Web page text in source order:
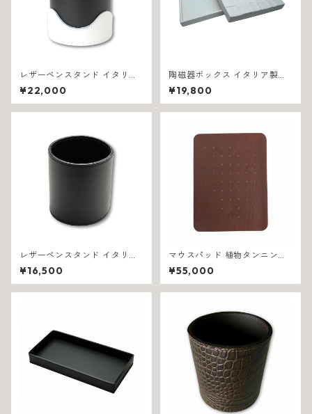
レザーペンスタンド イタリア
製 モノトーン ムーンライト 12
36
¥22,000
陶磁器ボックス イタリア製ハ
ンドクラフト スクエア ホワイ
ト 1138
¥19,800
レザーペンスタンド イタリア
製 ブラック 業務用 プレイン 1
202
¥16,500
マウスパッド 植物タンニン鞣
し革 イタリア製 ブラウン エス
テーゾ 1317
¥55,000